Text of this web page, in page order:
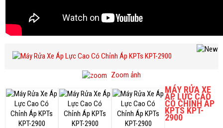
Zoom ảnh
MÁY RỬA XE
ÁP LỰC CAO
CÓ CHỈNH ÁP
KPTS KPT-
2900